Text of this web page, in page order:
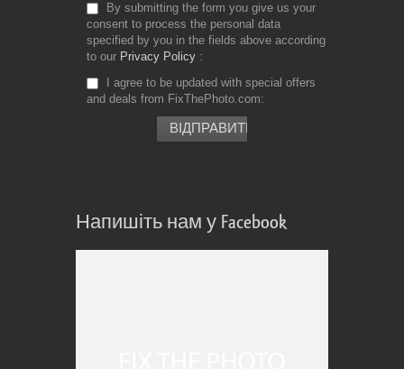
By submitting the form you give us your
consent to process the personal data
specified by you in the fields above according
to our Privacy Policy
I agree to be updated with special offers
and deals from FixThePhoto.com
Напишіть нам у Facebook